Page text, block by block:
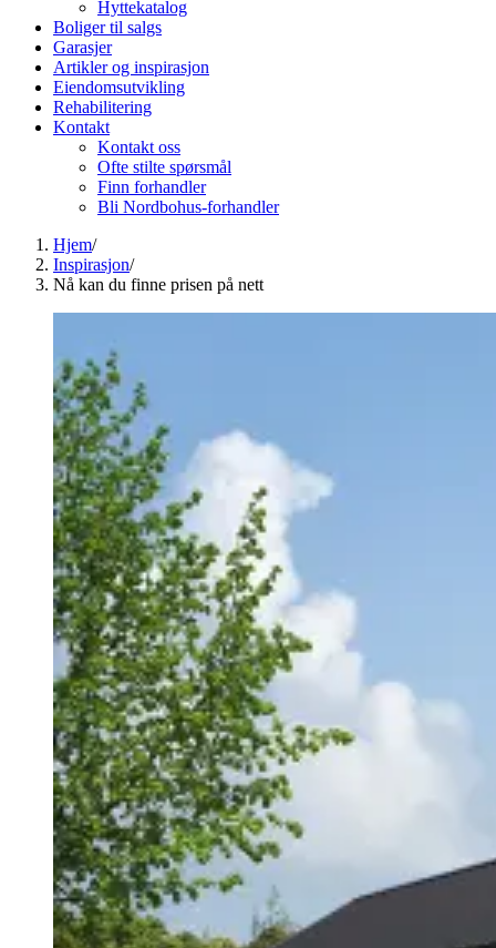
Hyttekatalog
Boliger til salgs
Garasjer
Artikler og inspirasjon
Eiendomsutvikling
Rehabilitering
Kontakt
Kontakt oss
Ofte stilte spørsmål
Finn forhandler
Bli Nordbohus-forhandler
Hjem/
Inspirasjon/
Nå kan du finne prisen på nett